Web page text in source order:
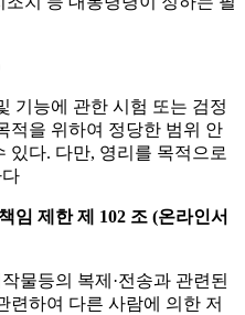
기능에 관한 시험 또는 검정
적을 위하여 정당한 범위 안
있다. 다만, 영리를 목적으로
임 제한 제 102 조 (온라인서
물등의 복제·전송과 관련된
련하여 다른 사람에 의한 저